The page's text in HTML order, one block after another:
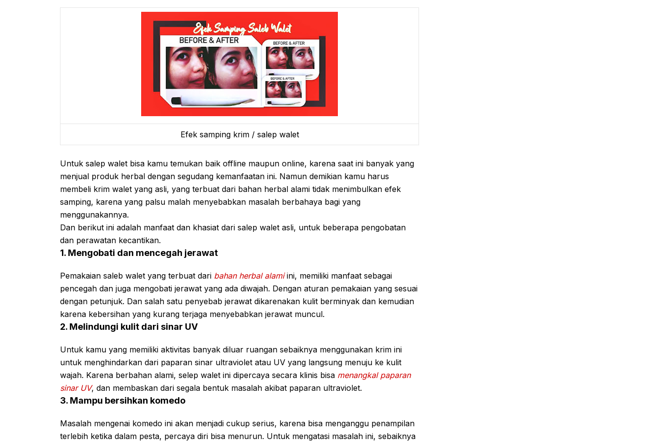
Efek samping krim / salep walet
Untuk salep walet bisa kamu temukan baik offline maupun online, karena saat ini banyak yang
menjual produk herbal dengan segudang kemanfaatan ini. Namun demikian kamu harus
membeli krim walet yang asli, yang terbuat dari bahan herbal alami tidak menimbulkan efek
samping, karena yang palsu malah menyebabkan masalah berbahaya bagi yang
menggunakannya.
Dan berikut ini adalah manfaat dan khasiat dari salep walet asli, untuk beberapa pengobatan
dan perawatan kecantikan.
1. Mengobati dan mencegah jerawat
Pemakaian saleb walet yang terbuat dari bahan herbal alamiini, memiliki manfaat sebagai
pencegah dan juga mengobati jerawat yang ada diwajah. Dengan aturan pemakaian yang sesuai
dengan petunjuk. Dan salah satu penyebab jerawat dikarenakan kulit berminyak dan kemudian
karena kebersihan yang kurang terjaga menyebabkan jerawat muncul.
2. Melindungi kulit dari sinar UV
Untuk kamu yang memiliki aktivitas banyak diluar ruangan sebaiknya menggunakan krim ini
untuk menghindarkan dari paparan sinar ultraviolet atau UV yang langsung menuju ke kulit
wajah. Karena berbahan alami, selep walet ini dipercaya secara klinis bisa menangkal paparan
sinar UV, dan membaskan dari segala bentuk masalah akibat paparan ultraviolet.
3. Mampu bersihkan komedo
Masalah mengenai komedo ini akan menjadi cukup serius, karena bisa menganggu penampilan
terlebih ketika dalam pesta, percaya diri bisa menurun. Untuk mengatasi masalah ini, sebaiknya